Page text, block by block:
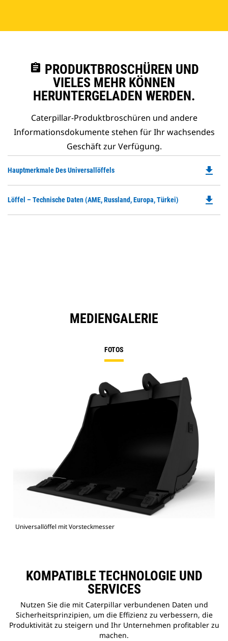
assignment PRODUKTBROSCHÜREN UND
VIELES MEHR KÖNNEN
HERUNTERGELADEN WERDEN.
Caterpillar-Produktbroschüren und andere
Informationsdokumente stehen für Ihr wachsendes
Geschäft zur Verfügung.
Hauptmerkmale Des Universallöffels
a
file_download
Löffel – Technische Daten (AME, Russland, Europa, Türkei) file_download
MEDIENGALERIE
FOTOS
Universallöffel mit Vorsteckmesser
KOMPATIBLE TECHNOLOGIE UND
SERVICES
Nutzen Sie die mit Caterpillar verbundenen Daten und
Sicherheitsprinzipien, um die Effizienz zu verbessern, die
Produktivität zu steigern und Ihr Unternehmen profitabler zu
machen.